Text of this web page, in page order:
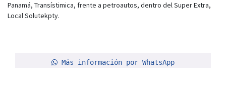
Panamá, Transístimica, frente a petroautos, dentro del Super Extra,
Local Solutekpty.
Más información por WhatsApp